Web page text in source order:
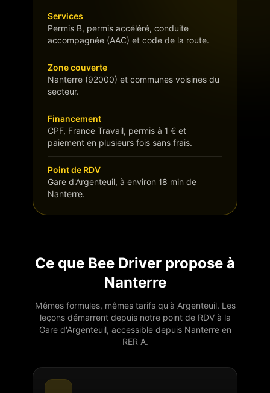
Services
Permis B, permis accéléré, conduite
accompagnée (AAC) et code de la route.
Zone couverte
Nanterre (92000) et communes voisines du
secteur.
Financement
CPF, France Travail, permis à 1 € et
paiement en plusieurs fois sans frais.
Point de RDV
Gare d'Argenteuil, à environ 18 min de
Nanterre.
Ce que Bee Driver propose à
Nanterre
Mêmes formules, mêmes tarifs qu'à Argenteuil. Les
leçons démarrent depuis notre point de RDV à la
Gare d'Argenteuil, accessible depuis Nanterreen
RER A.